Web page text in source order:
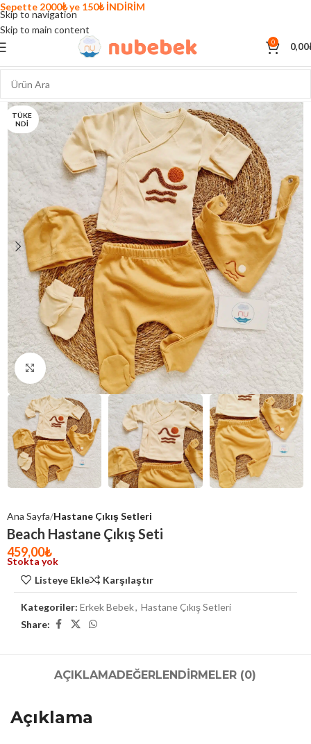
Skip to navigation
Skip to main content
0 0,00
TÜKE
NDI
Click to enlarge
Ana Sayfa Hastane Çıkış Setleri
Beach Hastane Çıkış Seti
459,00₺
Stokta yok
Listeye Ekle
Karşılaştır
Kategoriler: Erkek Bebek, Hastane Çıkış Setleri
Share:
AÇIKLAMADEĞERLENDIRMELER (0)
Açıklama
Sepette 2000₺ ye 150₺ İNDİRİM